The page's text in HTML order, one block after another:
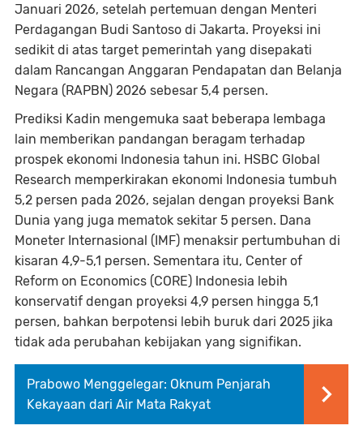
Januari 2026, setelah pertemuan dengan Menteri
Perdagangan Budi Santoso di Jakarta. Proyeksi ini
sedikit di atas target pemerintah yang disepakati
dalam Rancangan Anggaran Pendapatan dan Belanja
Negara (RAPBN) 2026 sebesar 5,4 persen.
Prediksi Kadin mengemuka saat beberapa lembaga
lain memberikan pandangan beragam terhadap
prospek ekonomi Indonesia tahun ini. HSBC Global
Research memperkirakan ekonomi Indonesia tumbuh
5,2 persen pada 2026, sejalan dengan proyeksi Bank
Dunia yang juga mematok sekitar 5 persen. Dana
Moneter Internasional (IMF) menaksir pertumbuhan di
kisaran 4,9-5,1 persen. Sementara itu, Center of
Reform on Economics (CORE) Indonesia lebih
konservatif dengan proyeksi 4,9 persen hingga 5,1
persen, bahkan berpotensi lebih buruk dari 2025 jika
tidak ada perubahan kebijakan yang signifikan.
Prabowo Menggelegar: Oknum Penjarah
Kekayaan dari Air Mata Rakyat